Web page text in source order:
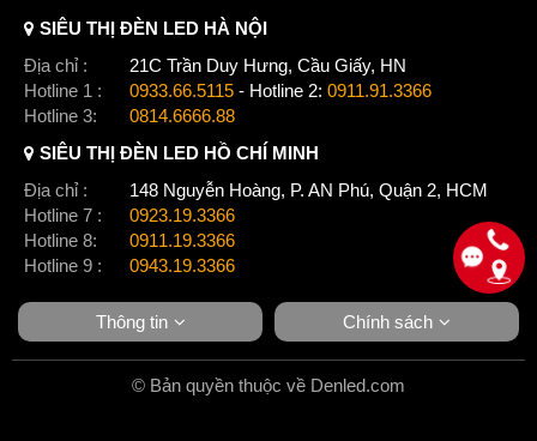
SIÊU THỊ ĐÈN LED HÀ NỘI
Địa chỉ :
21C Trần Duy Hưng, Cầu Giấy, HN
Hotline 1 :
0933.66.5115 - Hotline 2: 0911.91.3366
Hotline 3:
0814.6666.88
SIÊU THỊ ĐÈN LED HỒ CHÍ MINH
Địa chỉ :
148 Nguyễn Hoàng, P. AN Phú, Quận 2, HCM
Hotline 7 :
0923.19.3366
Hotline 8:
0911.19.3366
Hotline 9 :
0943.19.3366
Thông tin Chính sách
© Bản quyền thuộc về Denled.com